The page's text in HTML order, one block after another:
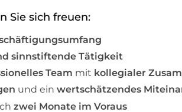
Sie sich freuen:
sinnstiftende Tätigkeit
Team mit kollegialer
und ein wertschätzendes
zwei Monate im Voraus